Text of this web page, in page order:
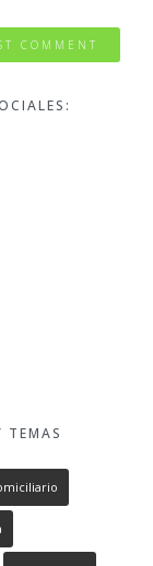
TEMAS